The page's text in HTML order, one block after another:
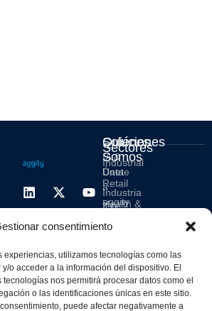
consentimiento
experiencias, utilizamos tecnologías como las
o acceder a la información del dispositivo. El
nos permitirá procesar datos como el
o las identificaciones únicas en este sitio.
puede afectar negativamente a
Soluciones
IA &
Data
Industria
4.0
Digitalization
Business
Solutions
Sostenibilidad &
Descarbonización
Sectores
Industrial
Retail
Health &
Travel &
Leisure
Quiénes
Somos
Únete
a
aggity
Contacto
aggity
Blog
Prensa